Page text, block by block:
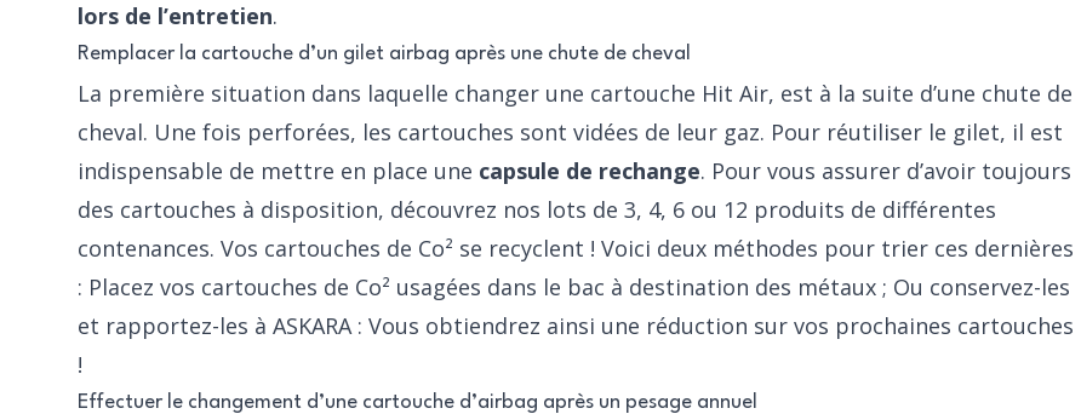
lors de l’entretien.
Remplacer la cartouche d’un gilet airbag après une chute de cheval
La première situation dans laquelle changer une cartouche Hit Air, est à la suite d’une chute de
cheval. Une fois perforées, les cartouches sont vidées de leur gaz. Pour réutiliser le gilet, il est
indispensable de mettre en place une capsule de rechange. Pour vous assurer d’avoir toujours
des cartouches à disposition, découvrez nos lots de 3, 4, 6 ou 12 produits de différentes
contenances. Vos cartouches de Co² se recyclent ! Voici deux méthodes pour trier ces dernières
: Placez vos cartouches de Co² usagées dans le bac à destination des métaux ; Ou conservez-les
et rapportez-les à ASKARA : Vous obtiendrez ainsi une réduction sur vos prochaines cartouches
!
Effectuer le changement d’une cartouche d’airbag après un pesage annuel